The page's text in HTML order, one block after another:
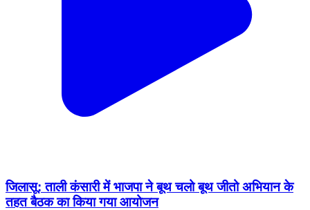
जिलासू: ताली कंसारी में भाजपा ने बूथ चलो बूथ जीतो अभियान के
तहत बैठक का किया गया आयोजन